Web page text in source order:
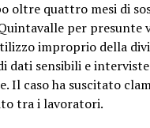
oltre quattro mesi di
per presunte
improprio della
dati sensibili e
Il caso ha suscitato
tra i lavoratori.